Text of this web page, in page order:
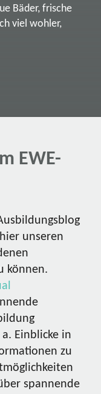
Bäder, frische
viel wohler,
EWE-
unseren
können.
Einblicke in
zu
spannende